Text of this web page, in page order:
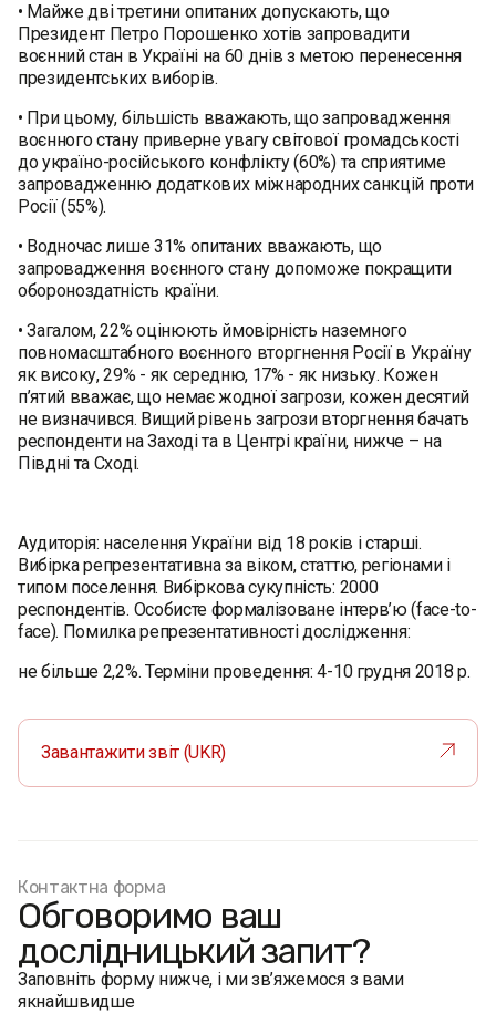
• Майже дві третини опитаних допускають, що
Президент Петро Порошенко хотів запровадити
воєнний стан в Україні на 60 днів з метою перенесення
президентських виборів.
• При цьому, більшість вважають, що запровадження
воєнного стану приверне увагу світової громадськості
до україно-російського конфлікту (60%) та сприятиме
запровадженню додаткових міжнародних санкцій проти
Росії (55%).
• Водночас лише 31% опитаних вважають, що
запровадження воєнного стану допоможе покращити
обороноздатність країни.
• Загалом, 22% оцінюють ймовірність наземного
повномасштабного воєнного вторгнення Росії в Україну
як високу, 29% - як середню, 17% - як низьку. Кожен
п’ятий вважає, що немає жодної загрози, кожен десятий
не визначився. Вищий рівень загрози вторгнення бачать
респонденти на Заході та в Центрі країни, нижче – на
Півдні та Сході.
Аудиторія: населення України від 18 років і старші.
Вибірка репрезентативна за віком, статтю, регіонами і
типом поселення. Вибіркова сукупність: 2000
респондентів. Особисте формалізоване інтерв’ю (face-to-
face). Помилка репрезентативності дослідження:
не більше 2,2%. Терміни проведення: 4-10 грудня 2018 р.
Завантажити звіт (UKR)
Контактна форма
Обговоримо ваш
дослідницький запит?
Заповніть форму нижче, і ми зв’яжемося з вами
якнайшвидше